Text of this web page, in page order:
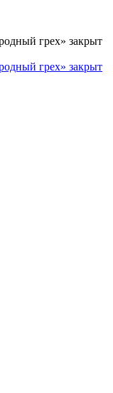
грех» закрыт
грех» закрыт